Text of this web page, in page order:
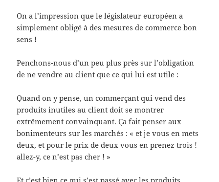
On a l’impression que le législateur européen a
simplement obligé à des mesures de commerce bon
sens !
Penchons-nous d’un peu plus près sur l’obligation
de ne vendre au client que ce qui lui est utile :
Quand on y pense, un commerçant qui vend des
produits inutiles au client doit se montrer
extrêmement convainquant. Ça fait penser aux
bonimenteurs sur les marchés : « et je vous en mets
deux, et pour le prix de deux vous en prenez trois !
allez-y, ce n’est pas cher ! »
Et c’est bien ce qui s’est passé avec les produits